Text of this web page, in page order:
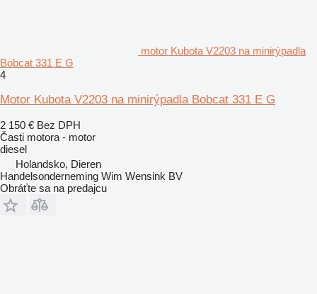
motor Kubota V2203 na minirýpadla
Bobcat 331 E G
4
Motor Kubota V2203 na minirýpadla Bobcat 331 E G
2 150 € Bez DPH
Časti motora - motor
diesel
Holandsko, Dieren
Handelsonderneming Wim Wensink BV
Obráťte sa na predajcu